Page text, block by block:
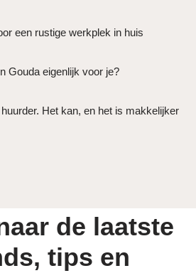
een rustige werkplek in huis
Gouda eigenlijk voor je?
Het kan, en het is makkelijker
de laatste
tips en